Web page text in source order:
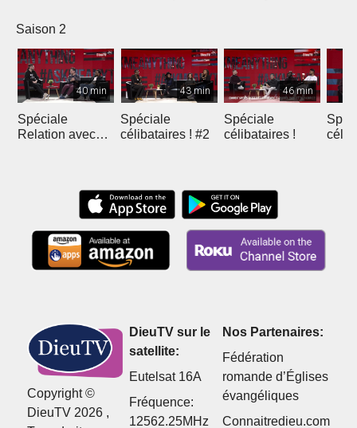
Saison 2
40 min
Spéciale
Relation avec
43 min
Spéciale
célibataires ! #2
46 min
Spéciale
célibataires !
Copyright ©
DieuTV 2026 ,
DieuTV sur le
satellite:
Eutelsat 16A
Fréquence:
12562.25MHz
Nos Partenaires:
Fédération
romande d’Églises
évangéliques
Connaitredieu.com